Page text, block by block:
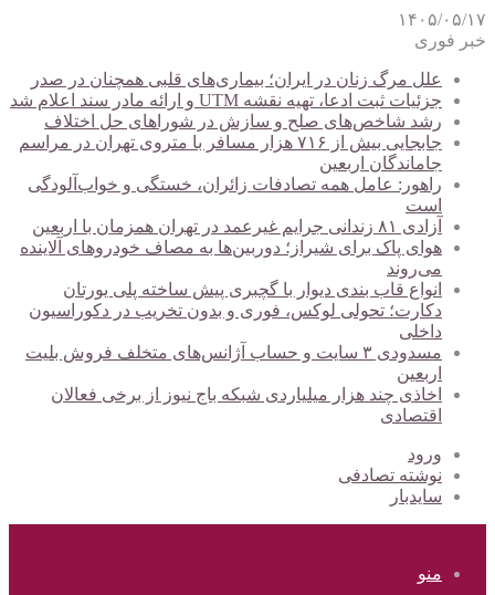
۱۴۰۵/۰۵/۱۷
خبر فوری
علل مرگ زنان در ایران؛ بیماری‌های قلبی همچنان در صدر
جزئیات ثبت ادعا، تهیه نقشه UTM و ارائه مادر سند اعلام شد
رشد شاخص‌های صلح و سازش در شوراهای حل اختلاف
جابجایی بیش از ۷۱۶ هزار مسافر با متروی تهران در مراسم
جاماندگان اربعین
راهور: عامل همه تصادفات زائران، خستگی و خواب‌آلودگی
است
آزادی ۸۱ زندانی جرایم غیرعمد در تهران همزمان با اربعین
هوای پاک برای شیراز؛ دوربین‌ها به مصاف خودروهای آلاینده
می‌روند
انواع قاب بندی دیوار با گچبری پیش ساخته پلی یورتان
دکارت؛ تحولی لوکس، فوری و بدون تخریب در دکوراسیون
داخلی
مسدودی ۳ سایت و حساب آژانس‌های متخلف فروش بلیت
اربعین
اخاذی چند هزار میلیاردی شبکه باج نیوز از برخی فعالان
اقتصادی
ورود
نوشته تصادفی
سایدبار
منو